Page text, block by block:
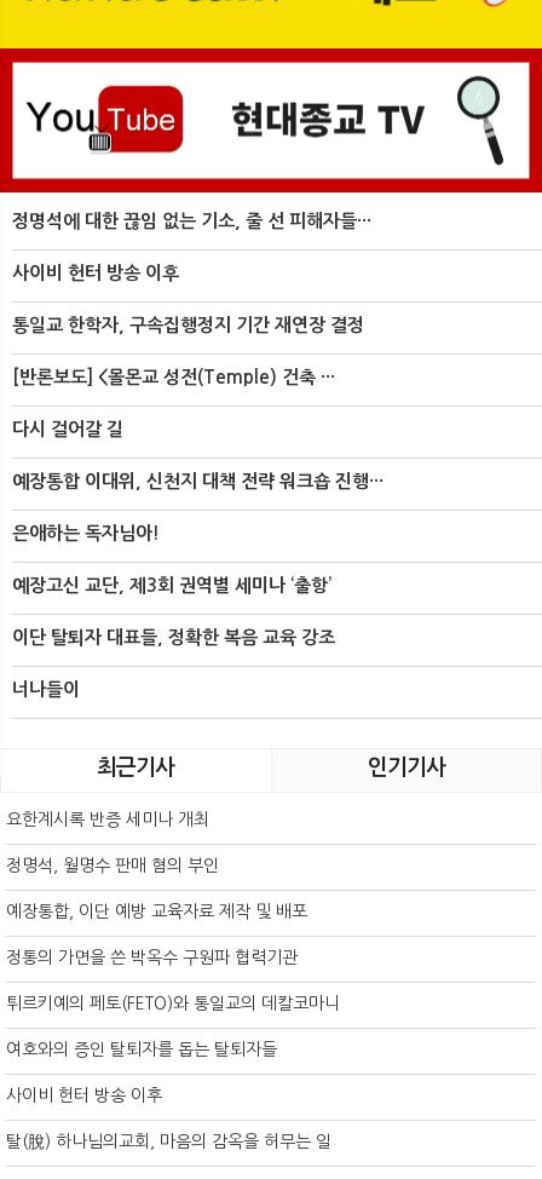
정명석에 대한 끊임 없는 기소, 줄 선 피해자들···
사이비 헌터 방송 이후
통일교 한학자, 구속집행정지 기간 재연장 결정
[반론보도] <몰몬교 성전(Temple) 건축 ···
다시 걸어갈 길
예장통합 이대위, 신천지 대책 전략 워크숍 진행···
은애하는 독자님아!
예장고신 교단, 제3회 권역별 세미나 ‘출항’
이단 탈퇴자 대표들, 정확한 복음 교육 강조
너나들이
최근기사 인기기사
요한계시록 반증 세미나 개최
정명석, 월명수 판매 혐의 부인
예장통합, 이단 예방 교육자료 제작 및 배포
정통의 가면을 쓴 박옥수 구원파 협력기관
튀르키예의 페토(FETO)와 통일교의 데칼코마니
여호와의 증인 탈퇴자를 돕는 탈퇴자들
사이비 헌터 방송 이후
탈(脫) 하나님의교회, 마음의 감옥을 허무는 일